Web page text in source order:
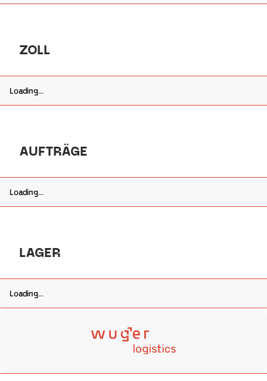
ZOLL
Loading...
AUFTRÄGE
Loading...
LAGER
Loading...